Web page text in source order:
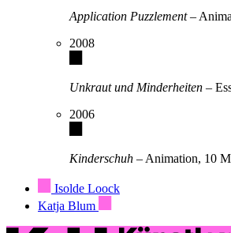
Application Puzzlement–
2008
Unkraut und Minderheiten –
2006
Kinderschuh – Animation, 10
Isolde Loock
Katja Blum